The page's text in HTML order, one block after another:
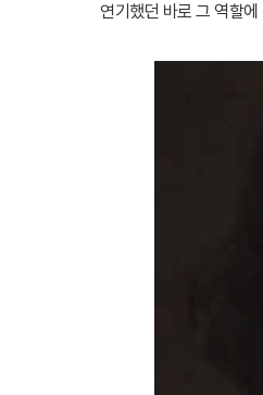
연기했던 바로 그 역할